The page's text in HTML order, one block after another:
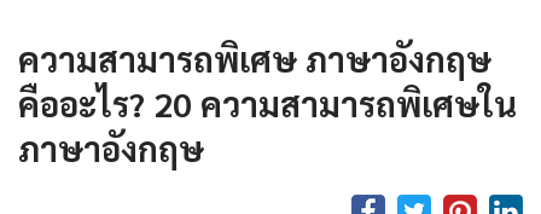
ความสามารถพิเศษ ภาษาอังกฤษ
คืออะไร? 20 ความสามารถพิเศษใน
ภาษาอังกฤษ